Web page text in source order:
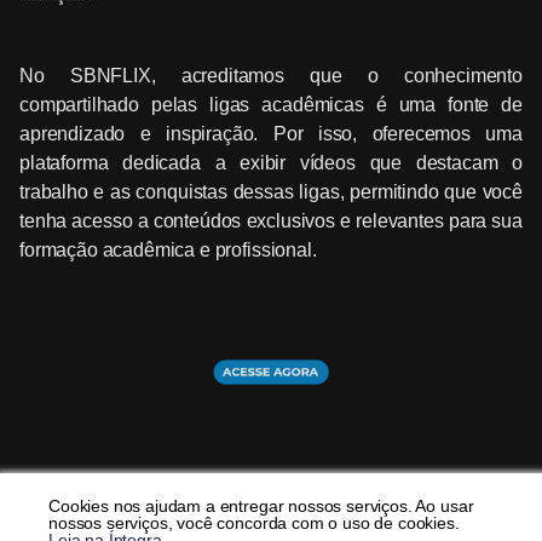
No SBNFLIX, acreditamos que o conhecimento
compartilhado pelas ligas acadêmicas é uma fonte de
aprendizado e inspiração. Por isso, oferecemos uma
plataforma dedicada a exibir vídeos que destacam o
trabalho e as conquistas dessas ligas, permitindo que você
tenha acesso a conteúdos exclusivos e relevantes para sua
formação acadêmica e profissional.
Cookies nos ajudam a entregar nossos serviços. Ao usar
nossos serviços, você concorda com o uso de cookies.